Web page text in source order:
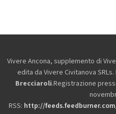
Vivere Ancona, supplemento di
edita da Vivere Civitanova
Brecciaroli.Registrazione
RSS: http://